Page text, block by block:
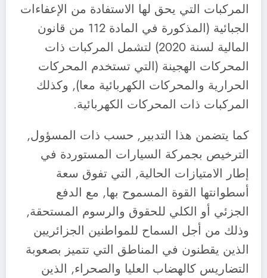
المركبات التي يحق لها الاستفادة من الإعفاءات
الجبائية (المذكورة في المادة 112 من قانون
المالية لسنة 2020) لتشمل المركبات ذات
المحركات الهجينة (التي تستخدم المحركات
الحرارية والمحركات الكهربائية معا), وكذلك
المركبات ذات المحركات الكهربائية.
كما يتضمن هذا التدبير, حسب ذات المسؤول,
الترخيص بجمركة السيارات المستوردة في
إطار الامتيازات الحالية, التي تفوق سعة
أسطوانتها القوة المسموح بها, مع الدفع
الجزئي أو الكلي للحقوق والرسوم المستحقة,
وذلك من أجل السماح للمواطنين الجزائريين
الذين يقطنون في المناطق التي تتميز بصعوبة
التضاريس كالهضاب العليا والصحراء, الذين